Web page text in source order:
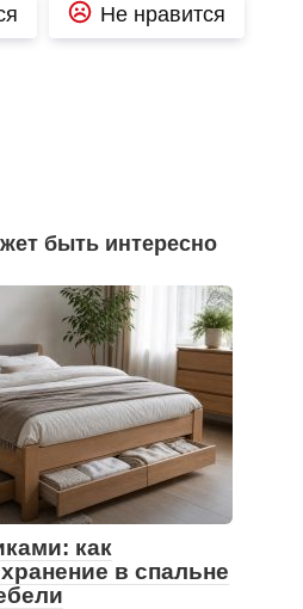
Не нравится
быть интересно
как
в спальне